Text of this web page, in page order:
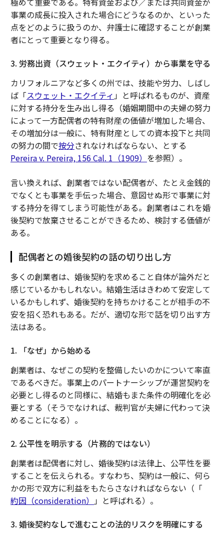
事業の成長に投入された場合にどうなるのか、といった
点をどのように扱うのか、弁護士に確認することが創業
者にとって重要となり得る。
3. 労務出資（スウェット・エクイティ）から事業を守る
カリフォルニアなど多くの州では、技能や労力、しばし
ば「スウェット・エクイティ」と呼ばれるものが、資産
に対する持分を生み出し得る（婚姻期間中の夫婦の努力
によって一方配偶者の特有財産の価値が増加した場合、
その増加分は一般に、特有財産としての資本投下と共同
の努力の間で按分されなければならない、とする
Pereira v. Pereira, 156 Cal. 1（1909） を参照）。
言い換えれば、創業者ではない配偶者が、たとえ金銭的
でなくとも事業を手伝った場合、意図せぬ形で事業に対
する持分を得てしまう可能性がある。創業者はこれを婚
後契約で放棄させることができるため、検討する価値が
ある。
配偶者との婚後契約の話の切り出し方
多くの創業者は、婚後契約を求めること自体が論外だと
感じているかもしれない。結婚生活はきわめて安定して
いるかもしれず、婚後契約を持ちかけることが相手の不
安を招く恐れもある。だが、適切な形で話を切り出す方
法はある。
1. 「なぜ」から始める
創業者は、なぜこの契約を整備したいのかについて率直
であるべきだ。事業上のパートナーシップが運営契約を
必要とし得るのと同様に、結婚もまた条件の明確化を必
要とする（そうでなければ、裁判官が夫婦に代わって決
めることになる）。
2. 公平性を明示する（片務的ではない）
創業者は配偶者に対し、婚後契約は法律上、公平性を要
することを伝えられる。すなわち、契約は一般に、何ら
かの形で双方に利益をもたらさなければならない（「
約因（consideration） 」と呼ばれる）。
3. 婚後契約なしで進むことの法的リスクを明確にする